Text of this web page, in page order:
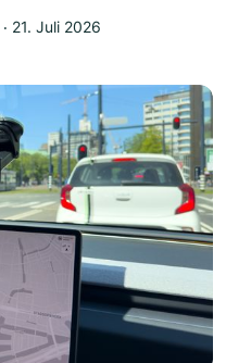
‧ 21. Juli 2026